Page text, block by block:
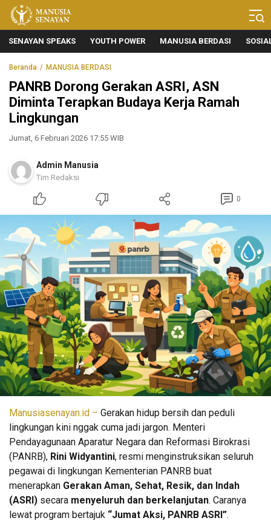
Manusia Senayan
Manusia Bicara, Senayan Bersuara
SENAYAN SPEAKS YOUTH POWER MANUSIA BERDASI
Beranda MANUSIA BERDASI
PANRB Dorong Gerakan ASRI, ASN
Diminta Terapkan Budaya Kerja Ramah
Lingkungan
Jumat, 6 Februari 2026 17:55 WIB
Admin Manusia
Tim Redaksi
0
Manusiasenayan.id – Gerakan hidup bersih dan peduli
lingkungan kini nggak cuma jadi jargon. Menteri
Pendayagunaan Aparatur Negara dan Reformasi Birokrasi
(PANRB), Rini Widyantini, resmi menginstruksikan seluruh
pegawai di lingkungan Kementerian PANRB buat
menerapkan Gerakan Aman, Sehat, Resik, dan Indah
(ASRI) secara menyeluruh dan berkelanjutan. Caranya
lewat program bertajuk “Jumat Aksi, PANRB ASRI”.